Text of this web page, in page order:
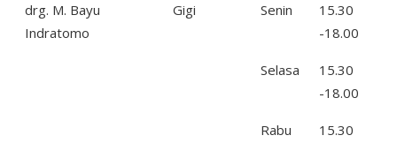
drg. M. Bayu
Indratomo
Gigi Senin
15.30
-18.00
Selasa
15.30
-18.00
Rabu
15.30